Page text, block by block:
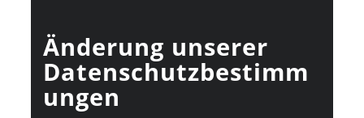
Änderung unserer
Datenschutzbestimm
ungen